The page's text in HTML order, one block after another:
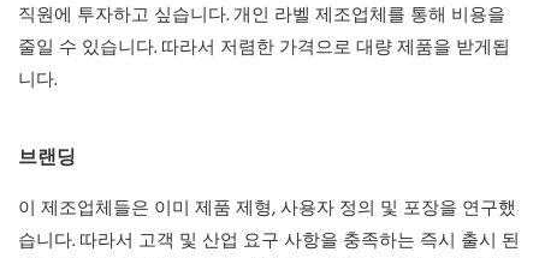
직원에 투자하고 싶습니다. 개인 라벨 제조업체를 통해 비용을
줄일 수 있습니다. 따라서 저렴한 가격으로 대량 제품을 받게됩
니다.
브랜딩
이 제조업체들은 이미 제품 제형, 사용자 정의 및 포장을 연구했
습니다. 따라서 고객 및 산업 요구 사항을 충족하는 즉시 출시 된